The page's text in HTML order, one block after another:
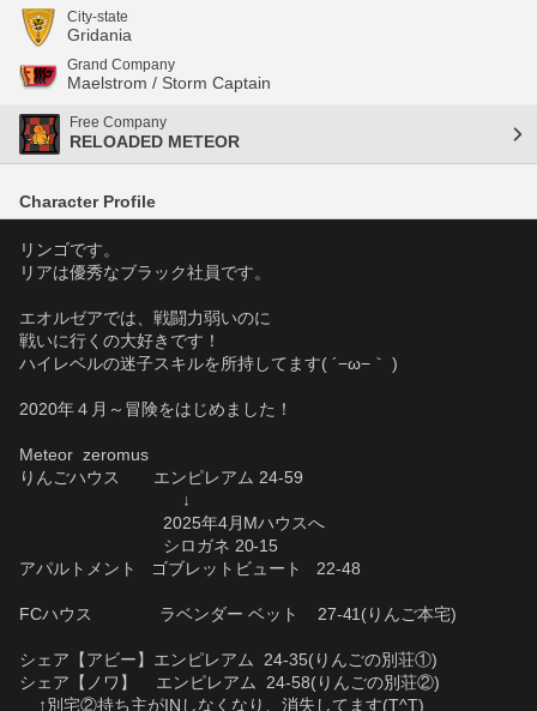
City-state
Gridania
Grand Company
Maelstrom / Storm Captain
Free Company
RELOADED METEOR
Character Profile
リンゴです。
リアは優秀なブラック社員です。
エオルゼアでは、戦闘力弱いのに
戦いに行くの大好きです！
ハイレベルの迷子スキルを所持してます( ´−ω−｀ )
2020年４月～冒険をはじめました！
Meteor  zeromus
りんごハウス       エンピレアム 24-59
                                  ↓
                              2025年4月Mハウスへ
                              シロガネ 20-15
アパルトメント   ゴブレットビュート   22-48
FCハウス              ラベンダー ベット    27-41(りんご本宅)
シェア【アビー】エンピレアム  24-35(りんごの別荘①)
シェア【ノワ】    エンピレアム  24-58(りんごの別荘②)
    ↑別宅②持ち主がINしなくなり、消失してます(T^T)